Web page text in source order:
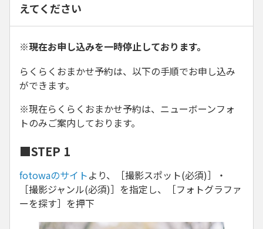
えてください
※現在お申し込みを一時停止しております。
らくらくおまかせ予約は、以下の手順でお申し込み
ができます。
※現在らくらくおまかせ予約は、ニューボーンフォ
トのみご案内しております。
■STEP 1
fotowaのサイトより、［撮影スポット(必須)］・
［撮影ジャンル(必須)］を指定し、［フォトグラファ
ーを探す］を押下